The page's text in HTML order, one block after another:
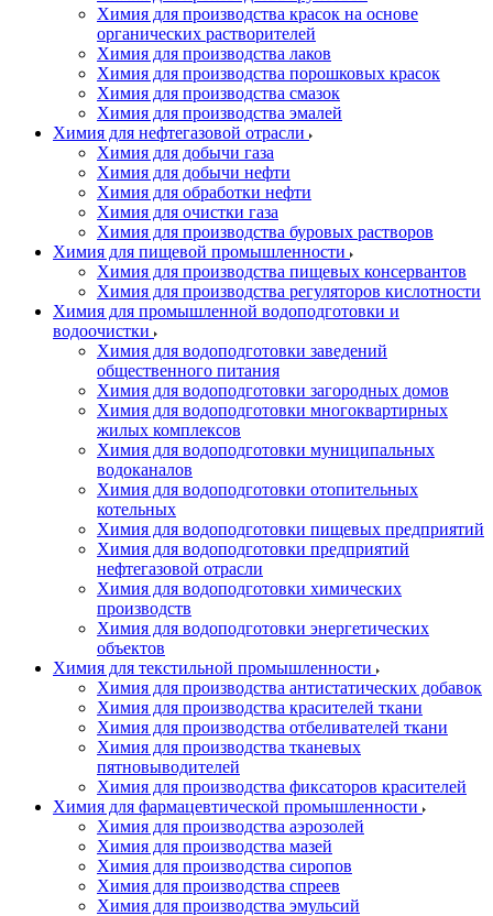
Химия для производства красок на основе
органических растворителей
Химия для производства лаков
Химия для производства порошковых красок
Химия для производства смазок
Химия для производства эмалей
Химия для нефтегазовой отрасли
Химия для добычи газа
Химия для добычи нефти
Химия для обработки нефти
Химия для очистки газа
Химия для производства буровых растворов
Химия для пищевой промышленности
Химия для производства пищевых консервантов
Химия для производства регуляторов кислотности
Химия для промышленной водоподготовки и
водоочистки
Химия для водоподготовки заведений
общественного питания
Химия для водоподготовки загородных домов
Химия для водоподготовки многоквартирных
жилых комплексов
Химия для водоподготовки муниципальных
водоканалов
Химия для водоподготовки отопительных
котельных
Химия для водоподготовки пищевых предприятий
Химия для водоподготовки предприятий
нефтегазовой отрасли
Химия для водоподготовки химических
производств
Химия для водоподготовки энергетических
объектов
Химия для текстильной промышленности
Химия для производства антистатических добавок
Химия для производства красителей ткани
Химия для производства отбеливателей ткани
Химия для производства тканевых
пятновыводителей
Химия для производства фиксаторов красителей
Химия для фармацевтической промышленности
Химия для производства аэрозолей
Химия для производства мазей
Химия для производства сиропов
Химия для производства спреев
Химия для производства эмульсий